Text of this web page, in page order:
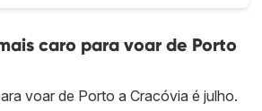
caro para voar de Porto
voar de Porto a Cracóvia é julho.